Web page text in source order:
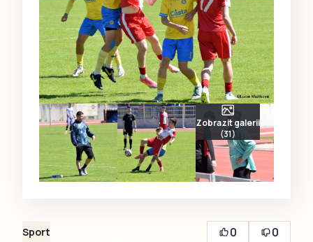
Zobrazit galerii
(31)
Sport 0
0